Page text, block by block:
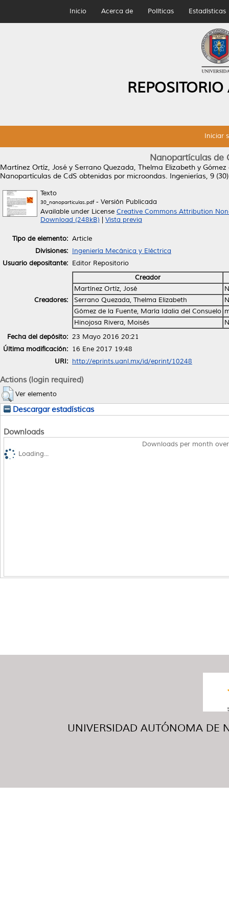
Inicio Acerca de Políticas Estadísticas
Iniciar
Nanopartículas de
Martínez Ortíz, José y Serrano Quezada, Thelma Elizabeth y Gómez
Nanopartículas de CdS obtenidas por microondas. Ingenierías, 9
Texto
30_nanoparticulas.pdf- Versión Publicada
Available under License Creative Commons Attribution
Download (248kB)
Vista previa
Tipo de elemento: Article
Divisiones: Ingeniería Mecánica y Eléctrica
Usuario depositante: Editor Repositorio
Creadores:
Creador
Martínez Ortíz, José
Serrano Quezada, Thelma Elizabeth
Gómez de la Fuente, María Idalia del Consuelo
Hinojosa Rivera, Moisés
Fecha del depósito: 23 Mayo 2016 20:21
Última modificación: 16 Ene 2017 19:48
URI: http://eprints.uanl.mx/id/eprint/10248
Actions (login required)
Ver elemento
Descargar estadísticas
Downloads
Downloads per month
Loading...
UNIVERSIDAD AUTÓNOMA DE